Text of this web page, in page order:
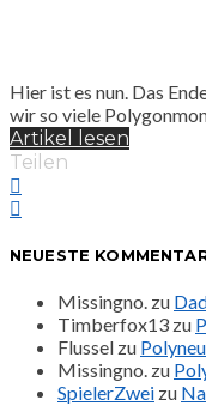
Hier ist es nun. Das
wir so viele
Artikel lesen
Teilen
NEUESTE
Missingno. zu
Timberfox13 zu
Flussel zu
Missingno. zu
SpielerZwei zu